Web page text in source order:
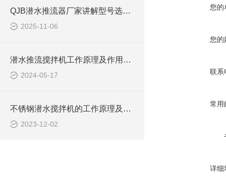
QJB潜水推流器厂家讲解型号选型注意事项
2025-11-06
潜水推流搅拌机工作原理及作用特点、安装图、CAD结构图
2024-05-17
不锈钢潜水搅拌机的工作原理及作用特点、CAD安装系统结构图
2023-12-02
您的
您的
联系
常用
详细